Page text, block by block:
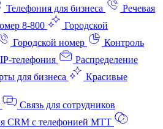
Телефония для бизнеса
Речевая
8-800
Городской
Городской номер
Контроль
IP-телефония
Распределение
для бизнеса
Красивые
Связь для сотрудников
CRM с телефонией МТТ